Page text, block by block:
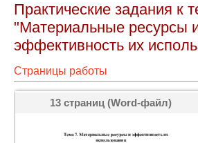
Практические задания к
"Материальные ресурсы
эффективность их
Страницы работы
13 страниц (Word-файл)